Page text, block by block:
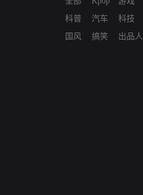
科普
国风
汽车
搞笑
科技
出品人